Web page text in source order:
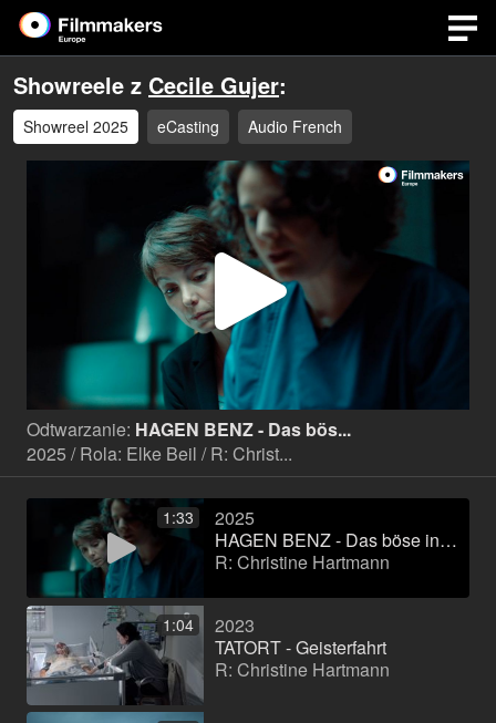
Showreele z Cecile Gujer:
Showreel 2025 eCasting Audio French
wideo
Odtwarzanie: HAGEN BENZ - Das bös...
2025 / Rola: Elke Beil / R: Christ...
1:33
2025
HAGEN BENZ - Das böse in dir (dramat)
R: Christine Hartmann
1:04
2023
TATORT - Geisterfahrt
R: Christine Hartmann